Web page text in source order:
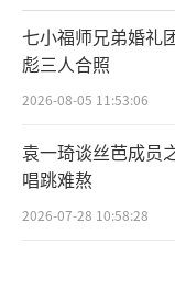
样就需要2万
与人体生命活
标签，这就像
表示。这，就
类精子干细胞
标签方面发挥
踪这些带有标
七小福师兄弟婚礼
彪三人合照
2026-08-05 11:53:06
袁一琦谈丝芭成员
唱跳难熬
2026-07-28 10:58:28